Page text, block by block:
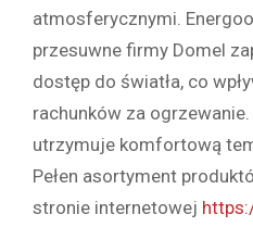
atmosferycznymi.
przesuwne firmy Domel
dostęp do światła, co
rachunków za
utrzymuje komfortową
Pełen asortyment
stronie internetowej